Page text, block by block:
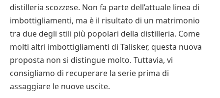
distilleria scozzese. Non fa parte dell’attuale linea di
imbottigliamenti, ma è il risultato di un matrimonio
tra due degli stili più popolari della distilleria. Come
molti altri imbottigliamenti di Talisker, questa nuova
proposta non si distingue molto. Tuttavia, vi
consigliamo di recuperare la serie prima di
assaggiare le nuove uscite.